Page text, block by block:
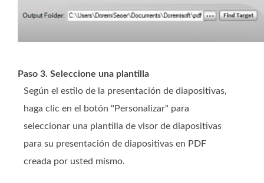
Paso 3. Seleccione una plantilla
Según el estilo de la presentación de diapositivas,
haga clic en el botón "Personalizar" para
seleccionar una plantilla de visor de diapositivas
para su presentación de diapositivas en PDF
creada por usted mismo.